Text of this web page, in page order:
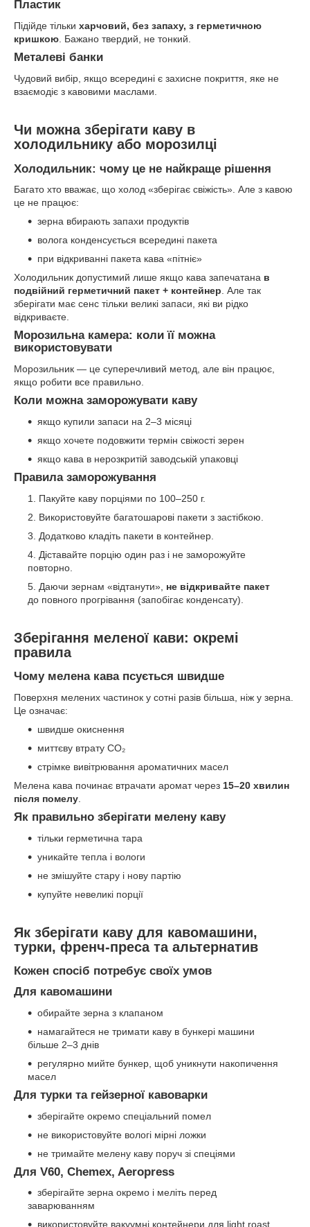
Пластик
Підійде тільки харчовий, без запаху, з герметичною
кришкою . Бажано твердий, не тонкий.
Металеві банки
Чудовий вибір, якщо всередині є захисне покриття, яке не
взаємодіє з кавовими маслами.
Чи можна зберігати каву в
холодильнику або морозилці
Холодильник: чому це не найкраще рішення
Багато хто вважає, що холод «зберігає свіжість». Але з кавою
це не працює:
зерна вбирають запахи продуктів
волога конденсується всередині пакета
при відкриванні пакета кава «пітніє»
Холодильник допустимий лише якщо кава запечатана в
подвійний герметичний пакет + контейнер. Але так
зберігати має сенс тільки великі запаси, які ви рідко
відкриваєте.
Морозильна камера: коли її можна
використовувати
Морозильник — це суперечливий метод, але він працює,
якщо робити все правильно.
Коли можна заморожувати каву
якщо купили запаси на 2–3 місяці
якщо хочете подовжити термін свіжості зерен
якщо кава в нерозкритій заводській упаковці
Правила заморожування
Пакуйте каву порціями по 100–250 г.
Використовуйте багатошарові пакети з застібкою.
Додатково кладіть пакети в контейнер.
Діставайте порцію один раз і не заморожуйте
повторно.
Даючи зернам «відтанути», не відкривайте пакет
до повного прогрівання (запобігає конденсату).
Зберігання меленої кави: окремі
правила
Чому мелена кава псується швидше
Поверхня мелених частинок у сотні разів більша, ніж у зерна.
Це означає:
швидше окиснення
миттєву втрату CO₂
стрімке вивітрювання ароматичних масел
Мелена кава починає втрачати аромат через 15–20 хвилин
після помелу
Як правильно зберігати мелену каву
тільки герметична тара
уникайте тепла і вологи
не змішуйте стару і нову партію
купуйте невеликі порції
Як зберігати каву для кавомашини,
турки, френч-преса та альтернатив
Кожен спосіб потребує своїх умов
Для кавомашини
обирайте зерна з клапаном
намагайтеся не тримати каву в бункері машини
більше 2–3 днів
регулярно мийте бункер, щоб уникнути накопичення
масел
Для турки та гейзерної кавоварки
зберігайте окремо спеціальний помел
не використовуйте вологі мірні ложки
не тримайте мелену каву поруч зі спеціями
Для V60, Chemex, Aeropress
зберігайте зерна окремо і меліть перед
заварюванням
використовуйте вакуумні контейнери для light roast